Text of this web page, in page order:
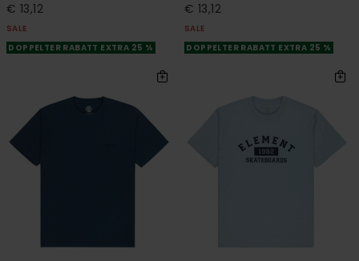
€ 13,12
SALE
DOPPELTER RABATT EXTRA 25 %
€ 13,12
SALE
DOPPELTER RABATT EXTRA 25 %